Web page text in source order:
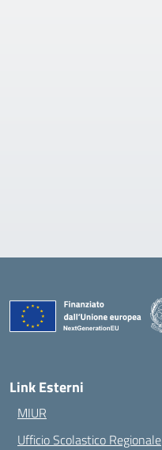
Link Esterni
MIUR
Ufficio Scolastico Regionale